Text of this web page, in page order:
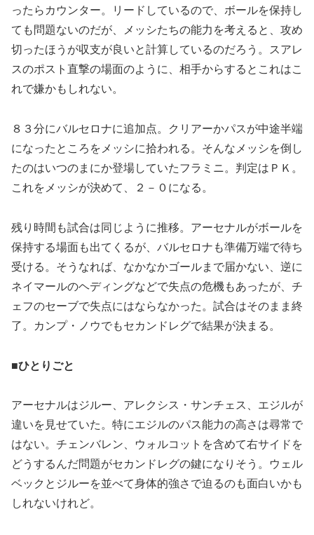
ったらカウンター。リードしているので、ボールを保持し
ても問題ないのだが、メッシたちの能力を考えると、攻め
切ったほうが収支が良いと計算しているのだろう。スアレ
スのポスト直撃の場面のように、相手からするとこれはこ
れで嫌かもしれない。
８３分にバルセロナに追加点。クリアーかパスが中途半端
になったところをメッシに拾われる。そんなメッシを倒し
たのはいつのまにか登場していたフラミニ。判定はＰＫ。
これをメッシが決めて、２－０になる。
残り時間も試合は同じように推移。アーセナルがボールを
保持する場面も出てくるが、バルセロナも準備万端で待ち
受ける。そうなれば、なかなかゴールまで届かない、逆に
ネイマールのヘディングなどで失点の危機もあったが、チ
ェフのセーブで失点にはならなかった。試合はそのまま終
了。カンプ・ノウでもセカンドレグで結果が決まる。
■ひとりごと
アーセナルはジルー、アレクシス・サンチェス、エジルが
違いを見せていた。特にエジルのパス能力の高さは尋常で
はない。チェンバレン、ウォルコットを含めて右サイドを
どうするんだ問題がセカンドレグの鍵になりそう。ウェル
ベックとジルーを並べて身体的強さで迫るのも面白いかも
しれないけれど。